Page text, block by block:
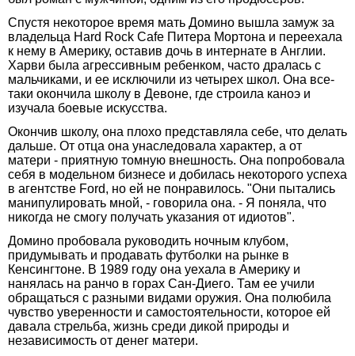
Спустя некоторое время мать Домино вышла замуж за
владельца Hard Rock Cafe Питера Мортона и переехала
к нему в Америку, оставив дочь в интернате в Англии.
Харви была агрессивным ребенком, часто дралась с
мальчиками, и ее исключили из четырех школ. Она все-
таки окончила школу в Девоне, где строила каноэ и
изучала боевые искусства.
Окончив школу, она плохо представляла себе, что делать
дальше. От отца она унаследовала характер, а от
матери - приятную томную внешность. Она попробовала
себя в модельном бизнесе и добилась некоторого успеха
в агентстве Ford, но ей не понравилось. "Они пытались
манипулировать мной, - говорила она. - Я поняла, что
никогда не смогу получать указания от идиотов".
Домино пробовала руководить ночным клубом,
придумывать и продавать футболки на рынке в
Кенсингтоне. В 1989 году она уехала в Америку и
нанялась на ранчо в горах Сан-Диего. Там ее учили
обращаться с разными видами оружия. Она полюбила
чувство уверенности и самостоятельности, которое ей
давала стрельба, жизнь среди дикой природы и
независимость от денег матери.